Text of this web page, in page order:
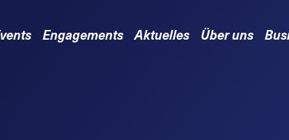
Engagements Aktuelles Über uns